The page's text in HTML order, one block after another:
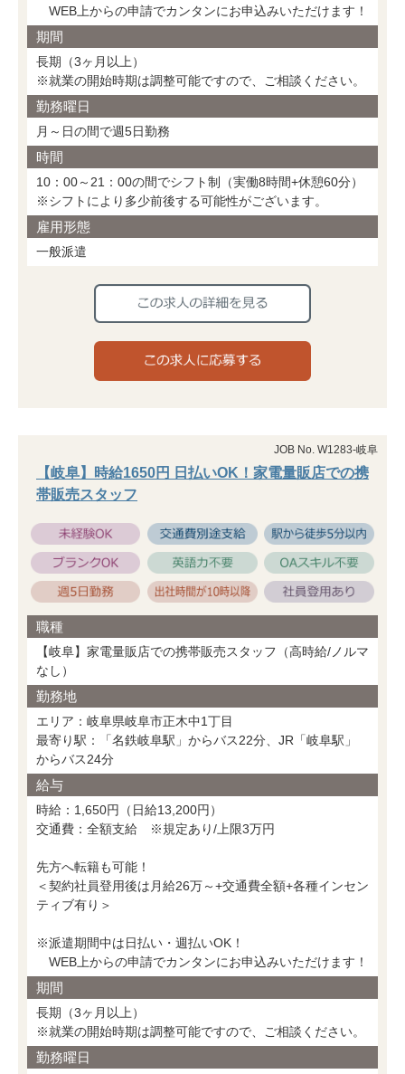
WEB上からの申請でカンタンにお申込みいただけます！
期間
長期（3ヶ月以上）
※就業の開始時期は調整可能ですので、ご相談ください。
勤務曜日
月～日の間で週5日勤務
時間
10：00～21：00の間でシフト制（実働8時間+休憩60分）
※シフトにより多少前後する可能性がございます。
雇用形態
一般派遣
JOB No. W1283-岐阜
【岐阜】時給1650円 日払いOK！家電量販店での携
帯販売スタッフ
職種
【岐阜】家電量販店での携帯販売スタッフ（高時給/ノルマ
なし）
勤務地
エリア：岐阜県岐阜市正木中1丁目
最寄り駅：「名鉄岐阜駅」からバス22分、JR「岐阜駅」
からバス24分
給与
時給：1,650円（日給13,200円）
交通費：全額支給 ※規定あり/上限3万円
先方へ転籍も可能！
＜契約社員登用後は月給26万～+交通費全額+各種インセン
ティブ有り＞
※派遣期間中は日払い・週払いOK！
WEB上からの申請でカンタンにお申込みいただけます！
期間
長期（3ヶ月以上）
※就業の開始時期は調整可能ですので、ご相談ください。
勤務曜日